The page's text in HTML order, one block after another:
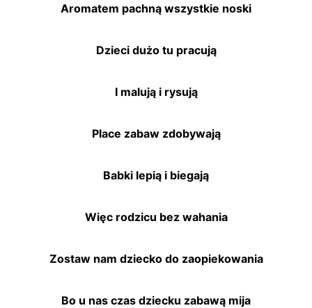
Aromatem pachną wszystkie noski
Dzieci dużo tu pracują
I malują i rysują
Place zabaw zdobywają
Babki lepią i biegają
Więc rodzicu bez wahania
Zostaw nam dziecko do zaopiekowania
Bo u nas czas dziecku zabawą mija